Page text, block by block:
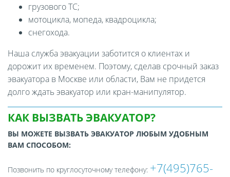
грузового ТС;
мотоцикла, мопеда, квадроцикла;
снегохода.
Наша служба эвакуации заботится о клиентах и
дорожит их временем. Поэтому, сделав срочный заказ
эвакуатора в Москве или области, Вам не придется
долго ждать эвакуатор или кран-манипулятор.
КАК ВЫЗВАТЬ ЭВАКУАТОР?
ВЫ МОЖЕТЕ ВЫЗВАТЬ ЭВАКУАТОР ЛЮБЫМ УДОБНЫМ
ВАМ СПОСОБОМ:
Позвонить по круглосуточному телефону: +7(495)765-